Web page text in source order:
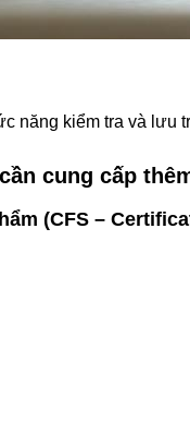
năng kiểm tra và lưu
cung cấp
(CFS –